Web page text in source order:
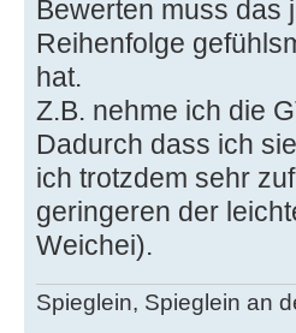
Bewerten muss das
Reihenfolge
hat.
Z.B. nehme ich die
Dadurch dass ich
ich trotzdem sehr
geringeren der
Weichei).
Spieglein, Spieglein an